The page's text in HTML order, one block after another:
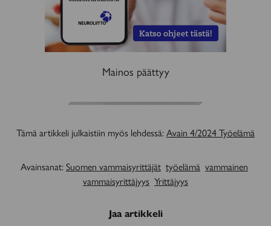
Mainos päättyy
Tämä artikkeli julkaistiin myös lehdessä:Avain 4/2024 Työelämä
Avainsanat:Suomen vammaisyrittäjät työelämä vammainen
vammaisyrittäjyys Yrittäjyys
Jaa artikkeli